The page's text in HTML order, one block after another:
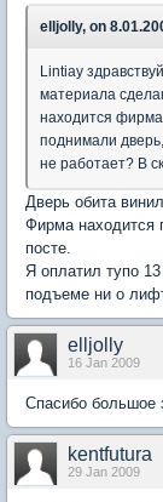
elljolly, on
Lintiay
материала
находится фирма
поднимали
не работает? В
Дверь обита
Фирма находится
посте.
Я оплатил тупо
подъеме ни о
elljolly
16 Jan 2009
Спасибо большое
kentfutura
29 Jan 2009